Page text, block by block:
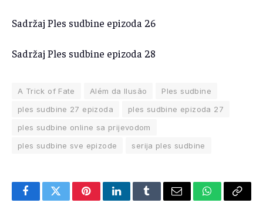
Sadržaj Ples sudbine epizoda 26
Sadržaj Ples sudbine epizoda 28
A Trick of Fate Além da Ilusão
Ples sudbine
ples sudbine 27 epizoda
ples sudbine epizoda 27
ples sudbine online sa prijevodom
ples sudbine sve epizode
serija ples sudbine
FacebookTwitterPinterestLinkedInTumblrEmail WhatsApp
Copy